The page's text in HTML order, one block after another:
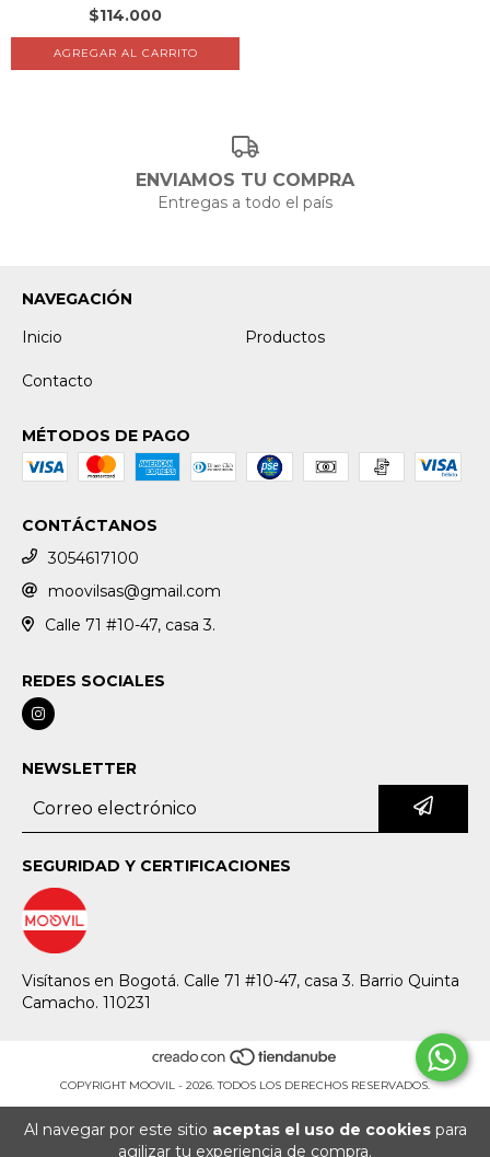
Al navegar por este sitio aceptas el uso de cookiespara
agilizar tu experiencia de compra.
$114.000
ENVIAMOS TU COMPRA
Entregas a todo el país
NAVEGACIÓN
Inicio
Productos
Contacto
MÉTODOS DE PAGO
CONTÁCTANOS
3054617100
moovilsas@gmail.com
Calle 71 #10-47, casa 3.
REDES SOCIALES
NEWSLETTER
SEGURIDAD Y CERTIFICACIONES
Visítanos en Bogotá. Calle 71 #10-47, casa 3. Barrio Quinta
Camacho. 110231
COPYRIGHT MOOVIL - 2026. TODOS LOS DERECHOS RESERVADOS.